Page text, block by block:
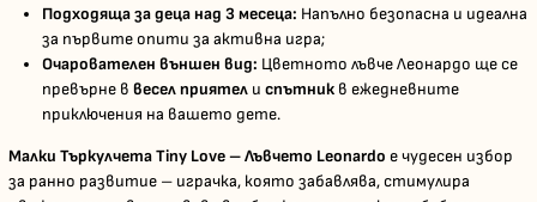
Подходяща за деца над 3 месеца: Напълно безопасна и идеална
за първите опити за активна игра;
Очарователен външен вид: Цветното лъвче Леонардо ще се
превърне в весел приятел и спътник в ежедневните
приключения на вашето дете.
Малки Търкулчета Tiny Love – Лъвчето Leonardo е чудесен избор
за ранно развитие – играчка, която забавлява, стимулира